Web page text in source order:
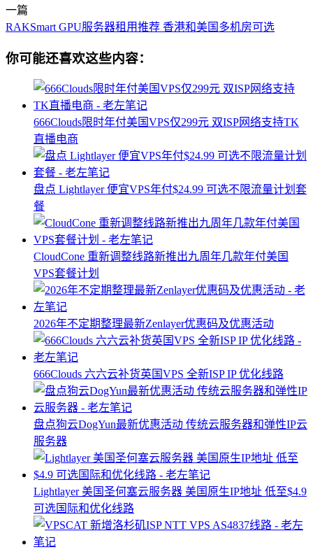
一篇
RAKSmart GPU服务器租用推荐 香港和美国多机房可选
你可能还喜欢这些内容：
666Clouds限时年付美国VPS仅299元 双ISP网络支持TK
直播电商
盘点 Lightlayer 便宜VPS年付$24.99 可选不限流量计划套
餐
CloudCone 重新调整线路新推出九周年几款年付美国
VPS套餐计划
2026年不定期整理最新Zenlayer优惠码及优惠活动
666Clouds 六六云补货英国VPS 全新ISP IP 优化线路
盘点狗云DogYun最新优惠活动 传统云服务器和弹性IP云
服务器
Lightlayer 美国圣何塞云服务器 美国原生IP地址 低至$4.9
可选国际和优化线路